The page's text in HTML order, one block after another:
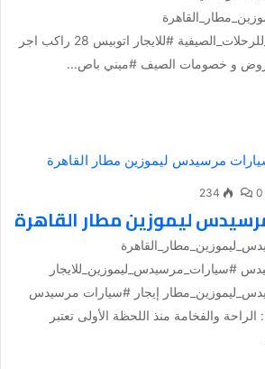
#استئجار_ميني_باص_للرحلات_الصيفية #للايجار اتوبيس 28 راكب اجر
0
234
ليموزين مطار القاهرة
#سيارات_مرسيدس_ليموزين_للايجار
إيجار #سيارات مرسيدس
والفخامة منذ اللحظة الأولى تعتبر